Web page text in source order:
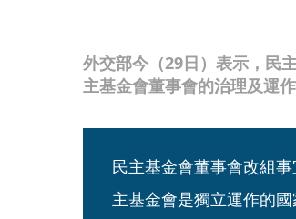
外交部今（29日）表示，民
主基金會董事會的治理及運
民主基金會董事會改組
主基金會是獨立運作的